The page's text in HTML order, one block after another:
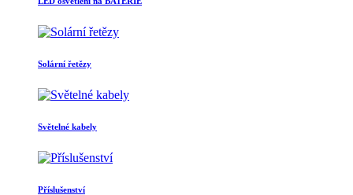
Solární řetězy
Světelné kabely
Příslušenství